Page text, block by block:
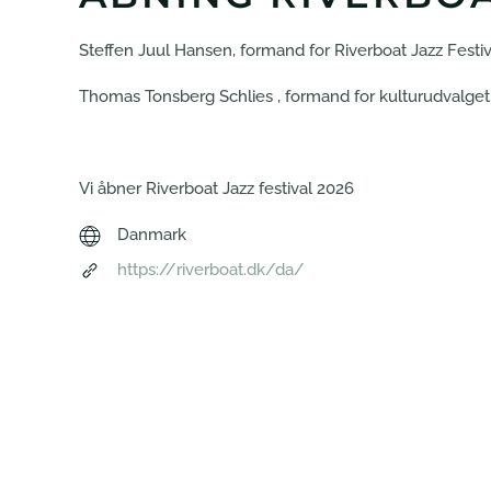
Steffen Juul Hansen, formand for Riverboat Jazz
Thomas Tonsberg Schlies , formand for kulturudvalget
Vi åbner Riverboat Jazz festival 2026
Danmark
https://riverboat.dk/da/